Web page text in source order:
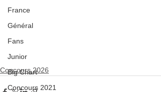
France
Général
Fans
Junior
Big Chart
Concours 2021
Concours 2026